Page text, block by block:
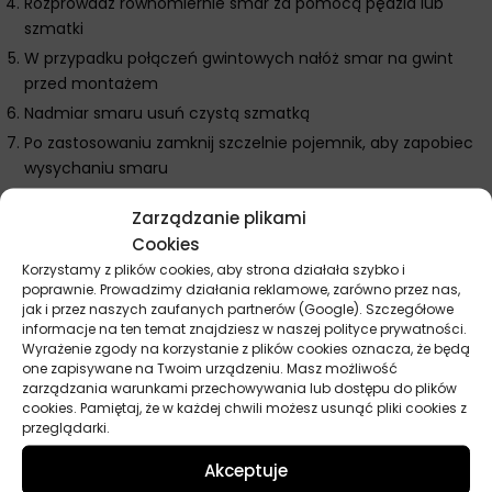
Zarządzanie plikami
Cookies
Korzystamy z plików cookies, aby strona działała szybko i
poprawnie. Prowadzimy działania reklamowe, zarówno przez nas,
jak i przez naszych zaufanych partnerów (Google). Szczegółowe
informacje na ten temat znajdziesz w naszej polityce prywatności.
Wyrażenie zgody na korzystanie z plików cookies oznacza, że będą
one zapisywane na Twoim urządzeniu. Masz możliwość
zarządzania warunkami przechowywania lub dostępu do plików
cookies. Pamiętaj, że w każdej chwili możesz usunąć pliki cookies z
przeglądarki.
Akceptuje
szmatki
W przypadku połączeń gwintowych nałóż smar na gwint
przed montażem
Nadmiar smaru usuń czystą szmatką
Po zastosowaniu zamknij szczelnie pojemnik, aby zapobiec
wysychaniu smaru
Dodatkowe wskazówki MA Professional Smar
miedziany wysokotemperaturowy
Smar jest przeznaczony do stosowania na powierzchniach
metalowych i ceramicznych.
Nie stosuj na powierzchniach mających kontakt z żywnością
lub wodą pitną.
Unikaj kontaktu smaru z oczami i skórą, stosuj rękawice
ochronne podczas aplikacji.
Przechowuj w suchym i chłodnym miejscu, z dala od źródeł
Smar zachowuje swoje właściwości przez długi czas, jednak